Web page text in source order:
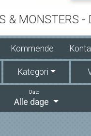
& MONSTERS -
Kommende
Kategori
Dato
Alle dage